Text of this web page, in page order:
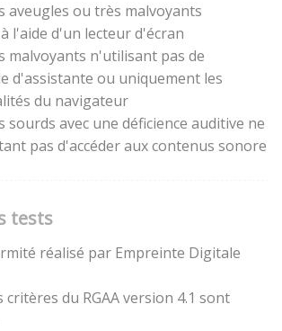
aveugles ou très malvoyants
l'aide d'un lecteur d'écran
malvoyants n'utilisant pas de
d'assistante ou uniquement les
du navigateur
sourds avec une déficience auditive ne
pas d'accéder aux contenus sonore
tests
réalisé par Empreinte Digitale
critères du RGAA version 4.1 sont